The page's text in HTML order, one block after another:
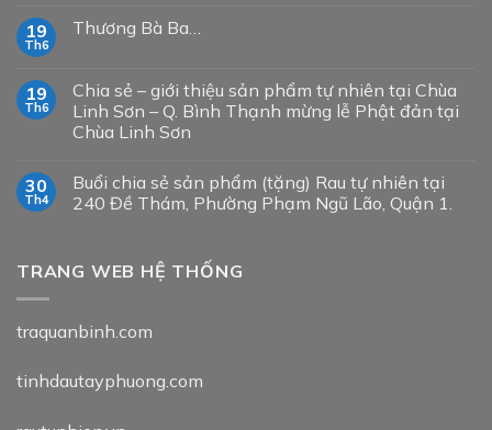
19
Th6
Thương Bà Ba…
19
Th6
Chia sẻ – giới thiệu sản phẩm tự nhiên tại Chùa
Linh Sơn – Q. Bình Thạnh mừng lễ Phật đản tại
Chùa Linh Sơn
30
Th4
Buổi chia sẻ sản phẩm (tặng) Rau tự nhiên tại
240 Đề Thám, Phường Phạm Ngũ Lão, Quận 1.
TRANG WEB HỆ THỐNG
traquanbinh.com
tinhdautayphuong.com